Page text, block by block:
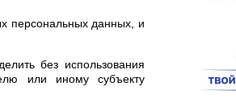
персональных данных, и
без использования
или иному субъекту